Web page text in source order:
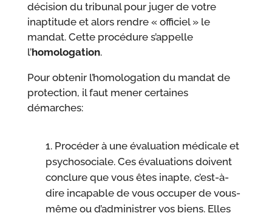
décision du tribunal pour juger de votre
inaptitude et alors rendre « officiel » le
mandat. Cette procédure s’appelle
l’homologation.
Pour obtenir l’homologation du mandat de
protection, il faut mener certaines
démarches:
Procéder à une évaluation médicale et
psychosociale. Ces évaluations doivent
conclure que vous êtes inapte, c’est-à-
dire incapable de vous occuper de vous-
même ou d’administrer vos biens. Elles